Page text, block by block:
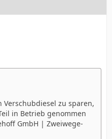
zu sparen,
in Betrieb genommen
GmbH | Zweiwege-